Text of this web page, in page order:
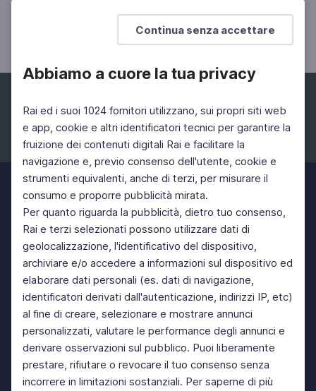
Continua senza accettare
Abbiamo a cuore la tua privacy
Rai ed i suoi 1024 fornitori utilizzano, sui propri siti web
e app, cookie e altri identificatori tecnici per garantire la
fruizione dei contenuti digitali Rai e facilitare la
navigazione e, previo consenso dell'utente, cookie e
strumenti equivalenti, anche di terzi, per misurare il
consumo e proporre pubblicità mirata.
Per quanto riguarda la pubblicità, dietro tuo consenso,
Rai e terzi selezionati possono utilizzare dati di
geolocalizzazione, l'identificativo del dispositivo,
archiviare e/o accedere a informazioni sul dispositivo ed
elaborare dati personali (es. dati di navigazione,
identificatori derivati dall'autenticazione, indirizzi IP, etc)
al fine di creare, selezionare e mostrare annunci
personalizzati, valutare le performance degli annunci e
derivare osservazioni sul pubblico. Puoi liberamente
prestare, rifiutare o revocare il tuo consenso senza
incorrere in limitazioni sostanziali. Per saperne di più
Un padre, un figlio e un'epopea
Facebook Instagram Twitter